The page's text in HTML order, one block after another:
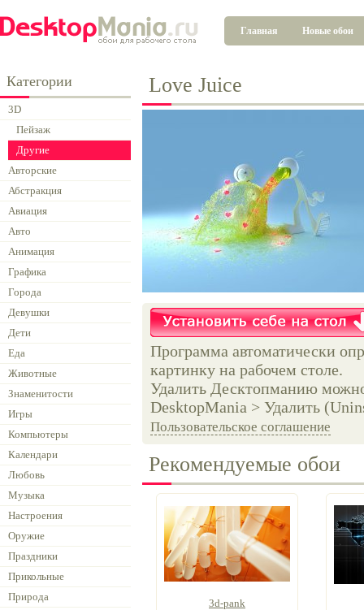
Главная Новые обои
Категории
3D
Пейзаж
Другие
Авторские
Абстракция
Авиация
Авто
Анимация
Графика
Города
Девушки
Дети
Еда
Животные
Знаменитости
Игры
Компьютеры
Календари
Любовь
Музыка
Настроения
Оружие
Праздники
Прикольные
Природа
Love Juice
Программа автоматически
картинку на рабочем столе.
Удалить Десктопманию
DesktopMania > Удалить
Пользовательское соглашение
Рекомендуемые обои
3d-pank